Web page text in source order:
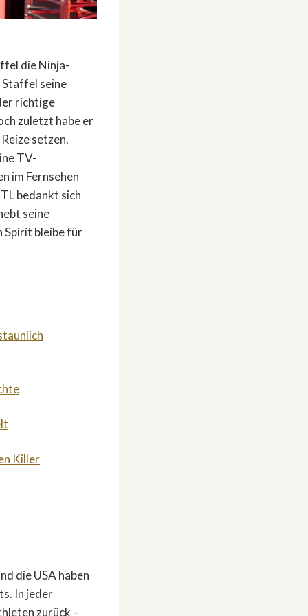
die Ninja-
Staffel seine
richtige
zuletzt habe er
setzen.
TV-
im Fernsehen
bedankt sich
seine
Spirit bleibe für
Killer
die USA haben
In jeder
zurück –